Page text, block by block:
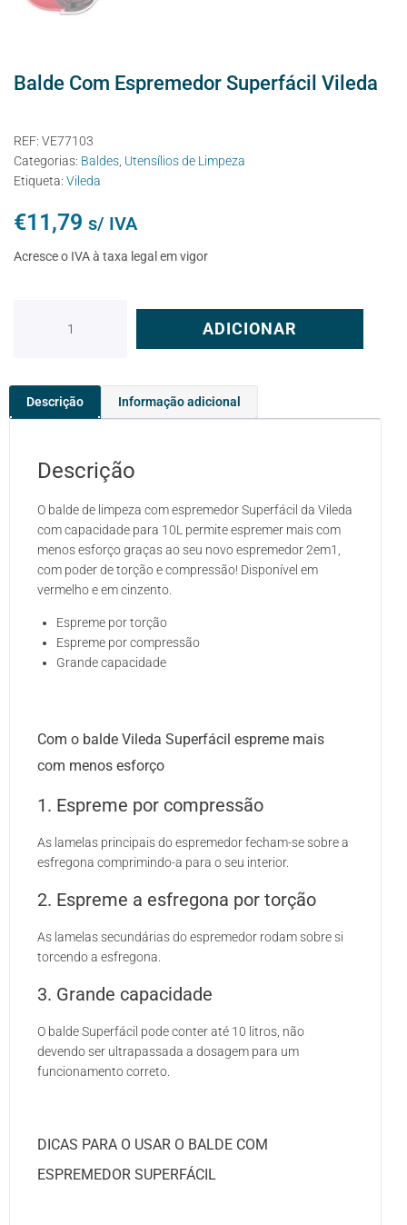
Balde Com Espremedor Superfácil Vileda
REF: VE77103
Categorias: Baldes Utensílios de Limpeza
Etiqueta: Vileda
€11,79 s/ IVA
Acresce o IVA à taxa legal em vigor
ADICIONAR
Descrição Informação adicional
Descrição
O balde de limpeza com espremedor Superfácil da Vileda
com capacidade para 10L permite espremer mais com
menos esforço graças ao seu novo espremedor 2em1,
com poder de torção e compressão! Disponível em
vermelho e em cinzento.
Espreme por torção
Espreme por compressão
Grande capacidade
Com o balde Vileda Superfácil espreme mais
com menos esforço
1. Espreme por compressão
As lamelas principais do espremedor fecham-se sobre a
esfregona comprimindo-a para o seu interior.
2. Espreme a esfregona por torção
As lamelas secundárias do espremedor rodam sobre si
torcendo a esfregona.
3. Grande capacidade
O balde Superfácil pode conter até 10 litros, não
devendo ser ultrapassada a dosagem para um
funcionamento correto.
DICAS PARA O USAR O BALDE COM
ESPREMEDOR SUPERFÁCIL